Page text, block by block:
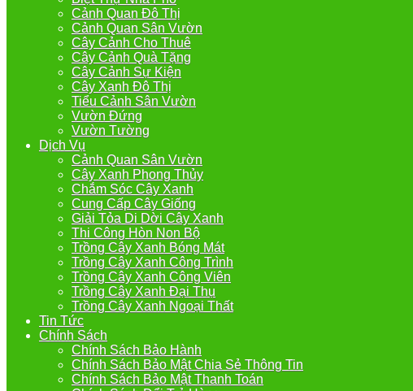
Cảnh Quan Đô Thị
Cảnh Quan Sân Vườn
Cây Cảnh Cho Thuê
Cây Cảnh Quà Tặng
Cây Cảnh Sự Kiện
Cây Xanh Đô Thị
Tiểu Cảnh Sân Vườn
Vườn Đứng
Vườn Tường
Dịch Vụ
Cảnh Quan Sân Vườn
Cây Xanh Phong Thủy
Chắm Sóc Cây Xanh
Cung Cấp Cây Giống
Giải Tỏa Di Dời Cây Xanh
Thi Công Hòn Non Bộ
Trồng Cây Xanh Bóng Mát
Trồng Cây Xanh Công Trình
Trồng Cây Xanh Công Viên
Trồng Cây Xanh Đại Thụ
Trồng Cây Xanh Ngoại Thất
Tin Tức
Chính Sách
Chính Sách Bảo Hành
Chính Sách Bảo Mật Chia Sẻ Thông Tin
Chính Sách Bảo Mật Thanh Toán